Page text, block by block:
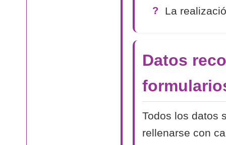
La
Datos
Todos los datos
rellenarse con